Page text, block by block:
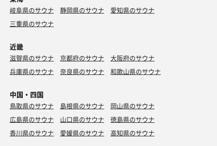
岐阜県のサウナ 静岡県のサウナ
愛知県のサウナ
三重県のサウナ
近畿
滋賀県のサウナ 京都府のサウナ
大阪府のサウナ
兵庫県のサウナ
奈良県のサウナ 和歌山県のサウナ
中国・四国
鳥取県のサウナ 島根県のサウナ
岡山県のサウナ
広島県のサウナ
山口県のサウナ
徳島県のサウナ
香川県のサウナ
愛媛県のサウナ 高知県のサウナ